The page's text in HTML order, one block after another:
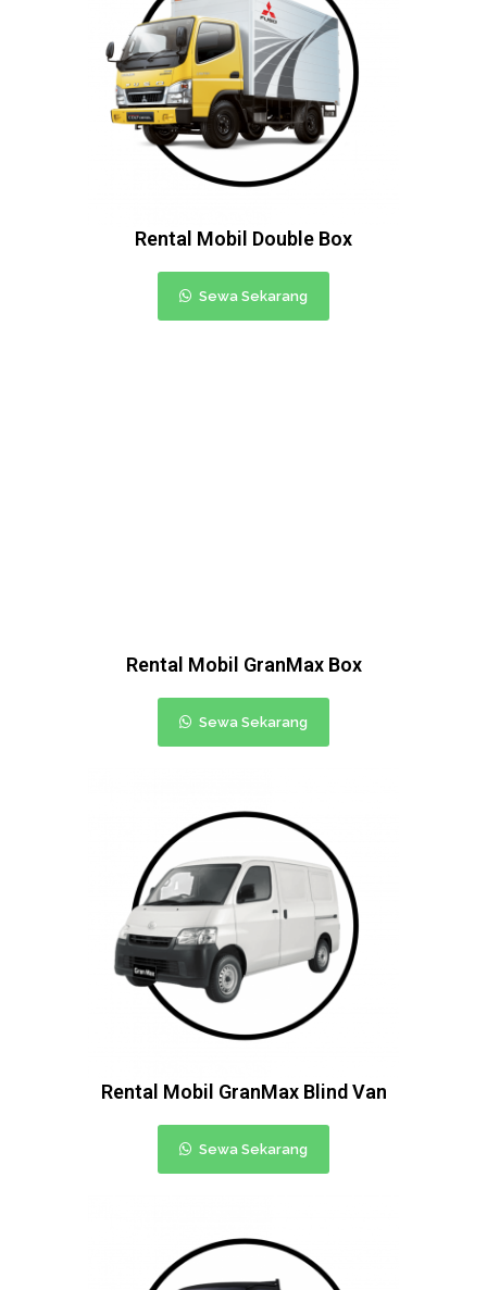
Rental Mobil Double Box
Sewa Sekarang
Rental Mobil GranMax Box
Sewa Sekarang
Rental Mobil GranMax Blind Van
Sewa Sekarang